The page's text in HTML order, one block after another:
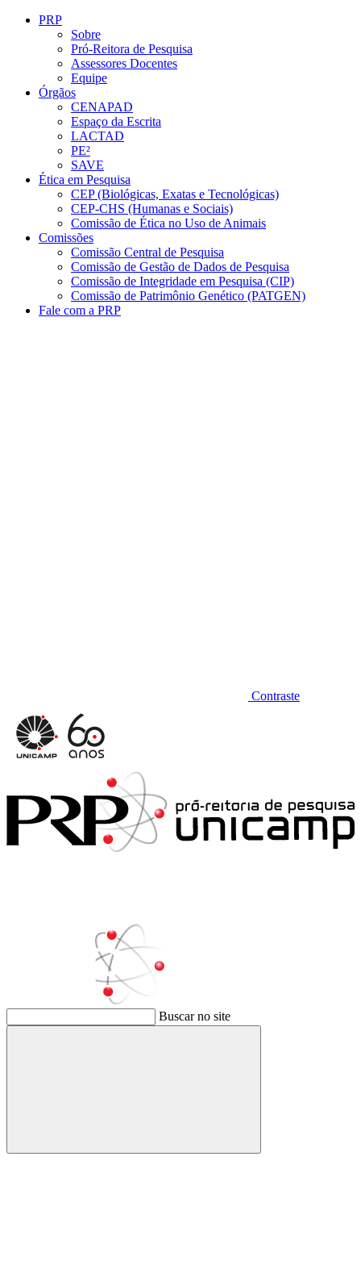
Conteúdo principal
PRP
Sobre
Pró-Reitora de Pesquisa
Assessores Docentes
Equipe
Órgãos
CENAPAD
Espaço da Escrita
LACTAD
PE²
SAVE
Ética em Pesquisa
CEP (Biológicas, Exatas e Tecnológicas)
CEP-CHS (Humanas e Sociais)
Comissão de Ética no Uso de Animais
Comissões
Comissão Central de Pesquisa
Comissão de Gestão de Dados de Pesquisa
Comissão de Integridade em Pesquisa (CIP)
Comissão de Patrimônio Genético (PATGEN)
Fale com a PRP
Contraste
Buscar no site
Buscar